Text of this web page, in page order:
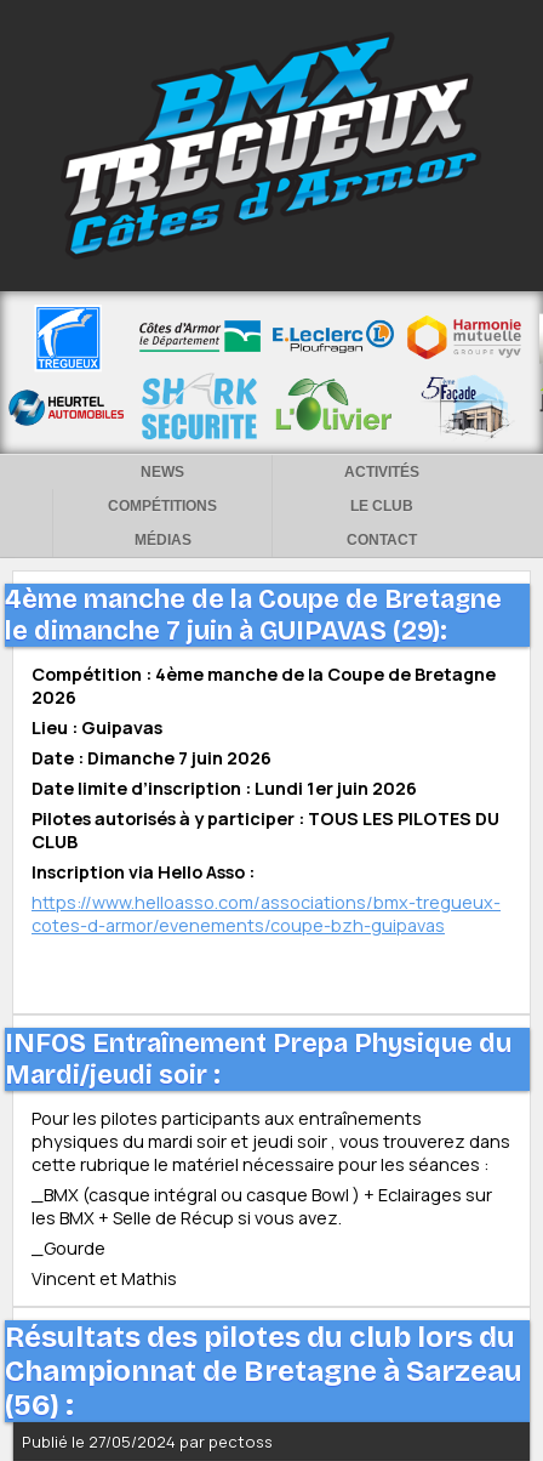
NEWS
ACTIVITÉS
COMPÉTITIONS
LE CLUB
MÉDIAS
CONTACT
4ème manche de la Coupe de Bretagne
le dimanche 7 juin à GUIPAVAS (29):
Compétition : 4ème manche de la Coupe de Bretagne
2026
Lieu : Guipavas
Date : Dimanche 7 juin 2026
Date limite d’inscription : Lundi 1er juin 2026
Pilotes autorisés à y participer : TOUS LES PILOTES DU
CLUB
Inscription via Hello Asso :
https://www.helloasso.com/associations/bmx-tregueux-
cotes-d-armor/evenements/coupe-bzh-guipavas
INFOS Entraînement Prepa Physique du
Mardi/jeudi soir :
Pour les pilotes participants aux entraînements
physiques du mardi soir et jeudi soir , vous trouverez dans
cette rubrique le matériel nécessaire pour les séances :
_BMX (casque intégral ou casque Bowl ) + Eclairages sur
les BMX + Selle de Récup si vous avez.
_Gourde
Vincent et Mathis
Résultats des pilotes du club lors du
Championnat de Bretagne à Sarzeau
(56) :
Publié le 27/05/2024 par pectoss